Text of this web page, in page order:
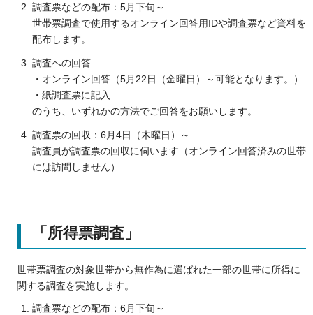
調査票などの配布：5月下旬～
世帯票調査で使用するオンライン回答用IDや調査票など資料を
配布します。
調査への回答
・オンライン回答（5月22日（金曜日）～可能となります。）
・紙調査票に記入
のうち、いずれかの方法でご回答をお願いします。
調査票の回収：6月4日（木曜日）～
調査員が調査票の回収に伺います（オンライン回答済みの世帯
には訪問しません）
「所得票調査」
世帯票調査の対象世帯から無作為に選ばれた一部の世帯に所得に
関する調査を実施します。
調査票などの配布：6月下旬～